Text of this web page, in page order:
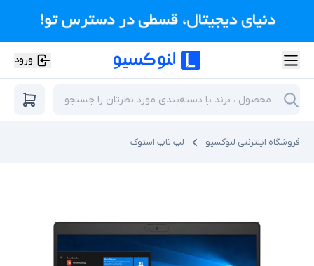
ورود
فروشگاه اینترنتی لنوکسیو لپ تاپ استوک